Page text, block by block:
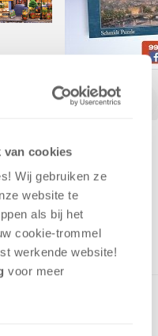
van cookies
Wij gebruiken ze
website te
als bij het
cookie-trommel
werkende website​!
voor meer